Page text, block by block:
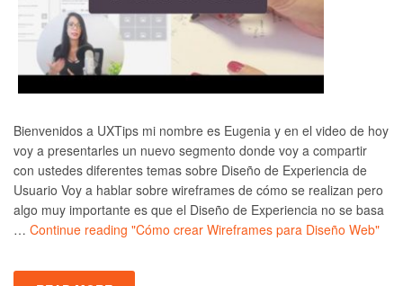
Bienvenidos a UXTips mi nombre es Eugenia y en el video de hoy
voy a presentarles un nuevo segmento donde voy a compartir
con ustedes diferentes temas sobre Diseño de Experiencia de
Usuario Voy a hablar sobre wireframes de cómo se realizan pero
algo muy importante es que el Diseño de Experiencia no se basa
… Continue reading "Cómo crear Wireframes para Diseño Web"